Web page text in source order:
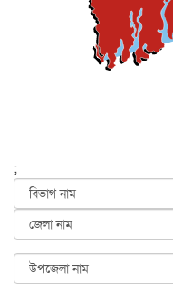
বেনজীর
মাহম...
জাতীয়
হরমুজ নিয়ে
পৃথিবীর
আন্তর্জাতিক
কেনিয়ায় ১৫
;